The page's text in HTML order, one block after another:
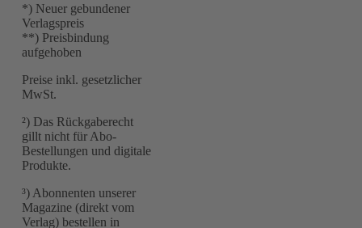
*) Neuer gebundener
Verlagspreis
**) Preisbindung
aufgehoben
Preise inkl. gesetzlicher
MwSt.
²) Das Rückgaberecht
gillt nicht für Abo-
Bestellungen und digitale
Produkte.
³) Abonnenten unserer
Magazine (direkt vom
Verlag) bestellen in